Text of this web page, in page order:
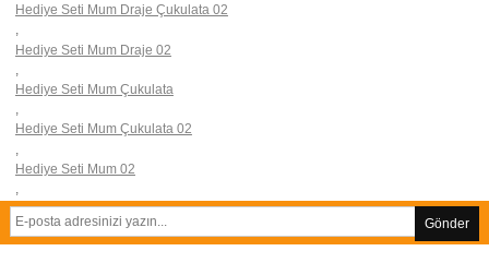
Hediye Seti Mum Draje Çukulata 02
,
Hediye Seti Mum Draje 02
Hediye Seti Mum Çukulata
,
Hediye Seti Mum Çukulata 02
Hediye Seti Mum 02
,
Gönder